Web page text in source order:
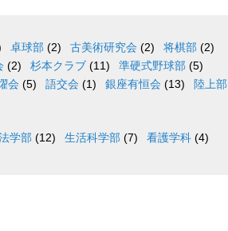
卓球部 (2) 古美術研究会 (2) 将棋部 (2)
(2) 杉本クラブ (11) 準硬式野球部 (5)
会 (5) 語交会 (1) 銀座有恒会 (13) 陸上部
学部 (12) 生活科学部 (7) 看護学科 (4)